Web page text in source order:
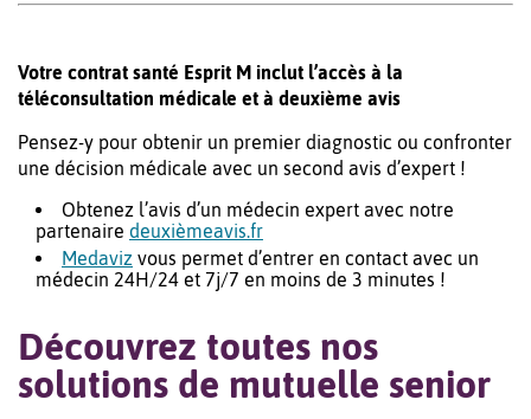
Votre contrat santé Esprit M inclut l’accès à la
téléconsultation médicale et à deuxième avis
Pensez-y pour obtenir un premier diagnostic ou confronter
une décision médicale avec un second avis d’expert !
Obtenez l’avis d’un médecin expert avec notre
partenaire deuxièmeavis.fr
Medaviz vous permet d’entrer en contact avec un
médecin 24H/24 et 7j/7 en moins de 3 minutes !
Découvrez toutes nos
solutions de mutuelle senior